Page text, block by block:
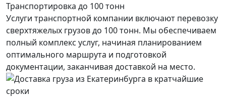
Транспортировка до 100 тонн
Услуги транспортной компании включают перевозку
сверхтяжелых грузов до 100 тонн. Мы обеспечиваем
полный комплекс услуг, начиная планированием
оптимального маршрута и подготовкой
документации, заканчивая доставкой на место.